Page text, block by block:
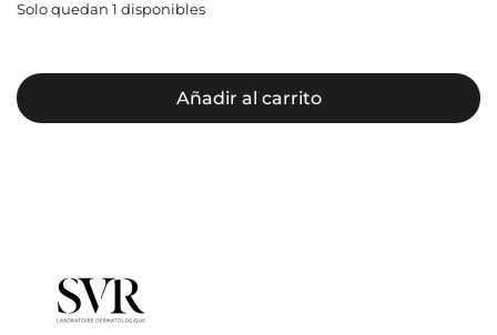
Solo quedan 1 disponibles
Añadir al carrito